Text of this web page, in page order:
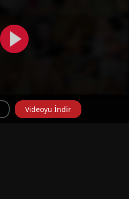
Videoyu İndir